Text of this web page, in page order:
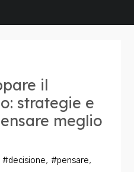
il
strategie e
meglio
#decisione,#pensare,